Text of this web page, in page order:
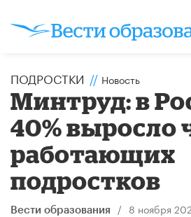
ПОДРОСТКИ // Новость
Минтруд: в
40% выросло
работающих
подростков
Вести образования / 8 ноября